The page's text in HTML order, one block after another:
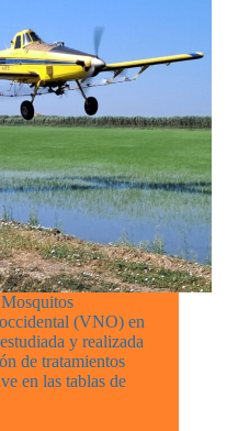
(VNO) en
y realizada
de tratamientos
en las tablas de